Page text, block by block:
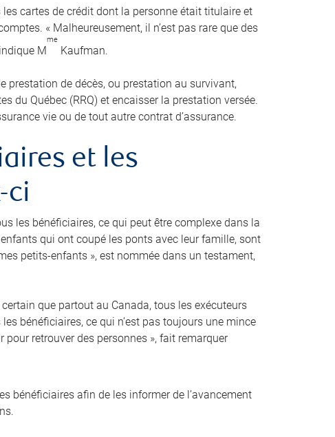
cartes de crédit dont la personne était titulaire et
« Malheureusement, il n’est pas rare que des
M
me
Kaufman.
prestation de décès, ou prestation au survivant,
du Québec (RRQ) et encaisser la prestation versée.
vie ou de tout autre contrat d’assurance.
et les
ci
les bénéficiaires, ce qui peut être complexe dans la
qui ont coupé les ponts avec leur famille, sont
petits-enfants », est nommée dans un testament,
certain que partout au Canada, tous les exécuteurs
bénéficiaires, ce qui n’est pas toujours une mince
retrouver des personnes », fait remarquer
bénéficiaires afin de les informer de l’avancement